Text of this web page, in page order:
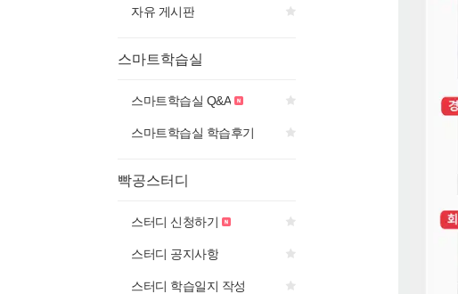
자유 게시판
스마트학습실
스마트학습실 Q&A
스마트학습실 학습후기
빡공스터디
스터디 신청하기
스터디 공지사항
스터디 학습일지 작성